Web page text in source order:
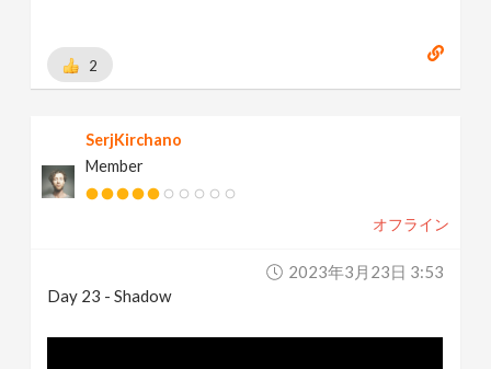
2
SerjKirchano
Member
オフライン
2023年3月23日 3:53
Day 23 - Shadow